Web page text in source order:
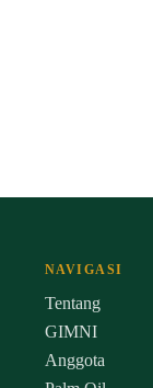
NAVIGASI
Tentang
GIMNI
Anggota